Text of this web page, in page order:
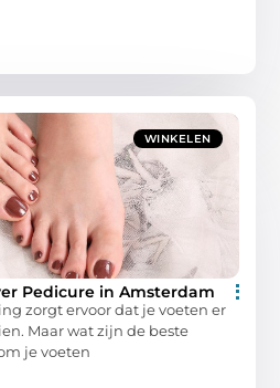
WINKELEN
Pedicure in Amsterdam
zorgt ervoor dat je voeten er
Maar wat zijn de beste
je voeten